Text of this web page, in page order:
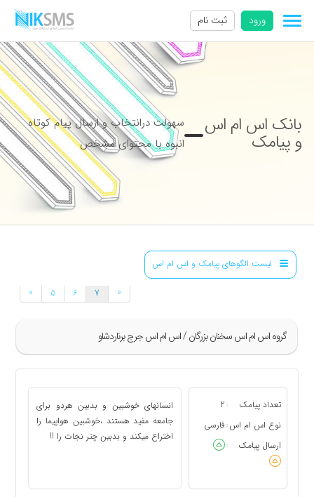
ورود ثبت نام
بانک اس ام اس
و پیامک
سهولت درانتخاب و ارسال پیام کوتاه
انبوه با محتوای مشخص
لیست الگوهای پیامک و اس ام اس
گروه اس ام اس سخنان بزرگان / اس ام اس جرج برناردشاو
» 5 6 7 «
تعداد پیامک :
2
نوع اس ام اس : فارسی
ارسال پیامک
:
انسانهای خوشبین و بدبین هردو برای
جامعه مفید هستند ،خوشبین هواپیما را
اختراع میکند و بدبین چتر نجات را !!